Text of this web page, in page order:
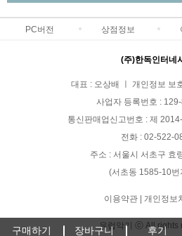
구매하기 장바구니 후기
PC버전 상점정보
(주)한독인터네
대표 : 오상배 ㅣ 개인정보 보
사업자 등록번호 :
통신판매업신고번호 : 제
전화 : 02-522-
주소 : 서울시 서초구 효
(서초동 1585-10번
이용약관| 개인정보
유럽악기 ⓒ All rights